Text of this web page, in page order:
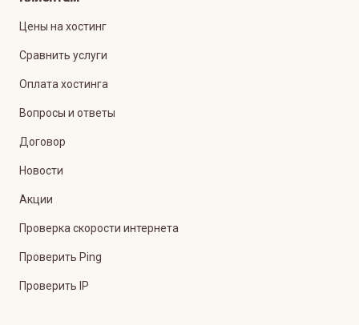
Цены на хостинг
Сравнить услуги
Оплата хостинга
Вопросы и ответы
Договор
Новости
Акции
Проверка скорости интернета
Проверить Ping
Проверить IP